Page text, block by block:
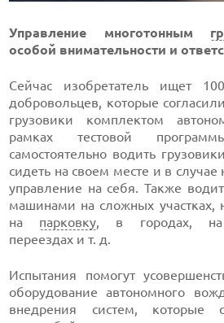
Управление многотонным
особой внимательности и
Сейчас изобретатель ищет
добровольцев, которые
грузовики комплектом
рамках тестовой
самостоятельно водить
сидеть на своем месте и в
управление на себя. Также
машинами на сложных участках,
на парковку, в городах, на
переездах и т. д.
Испытания помогут
оборудование автономного
внедрения систем, которые